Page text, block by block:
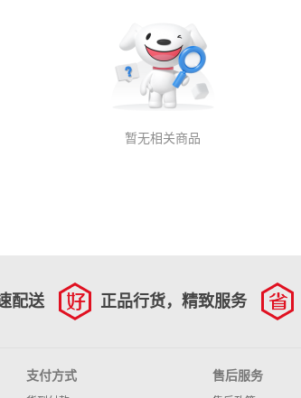
暂无相关商品
配送 正品行货，精致服务
支付方式 售后服务